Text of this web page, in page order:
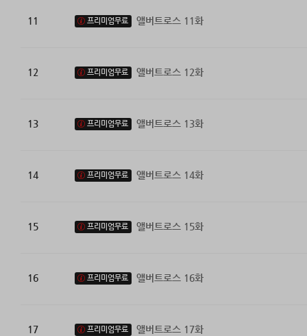
11 프리미엄무료 앨버트로스 11화
12 프리미엄무료 앨버트로스 12화
13 프리미엄무료 앨버트로스 13화
14 프리미엄무료 앨버트로스 14화
15 프리미엄무료 앨버트로스 15화
16 프리미엄무료 앨버트로스 16화
17 프리미엄무료 앨버트로스 17화